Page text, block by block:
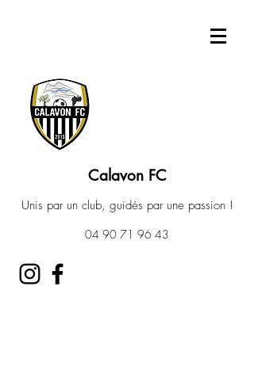
Calavon FC
Unis par un club, guidés par une passion !
04 90 71 96 43